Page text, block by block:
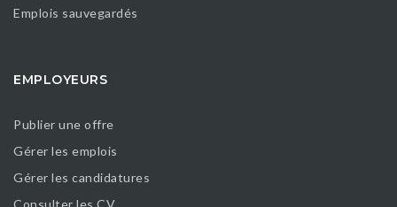
Emplois sauvegardés
EMPLOYEURS
Publier une offre
Gérer les emplois
Gérer les candidatures
Consulter les CV